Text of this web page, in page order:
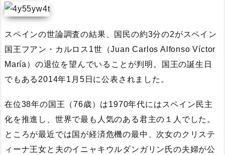
スペインの世論調査の結果、国民の約3分の2がスペイン
国王フアン・カルロス1世（Juan Carlos Alfonso Víctor
María）の退位を望んでいることが判明。国王の誕生日
でもある2014年1月5日に公表されました。
在位38年の国王（76歳）は1970年代にはスペイン民主
化を推進し、世界で最も人気のある君主の１人でした。
ところが最近では国が経済危機の最中、次女のクリステ
ィーナ王女と夫のイニャキウルダンガリン氏の夫婦が公